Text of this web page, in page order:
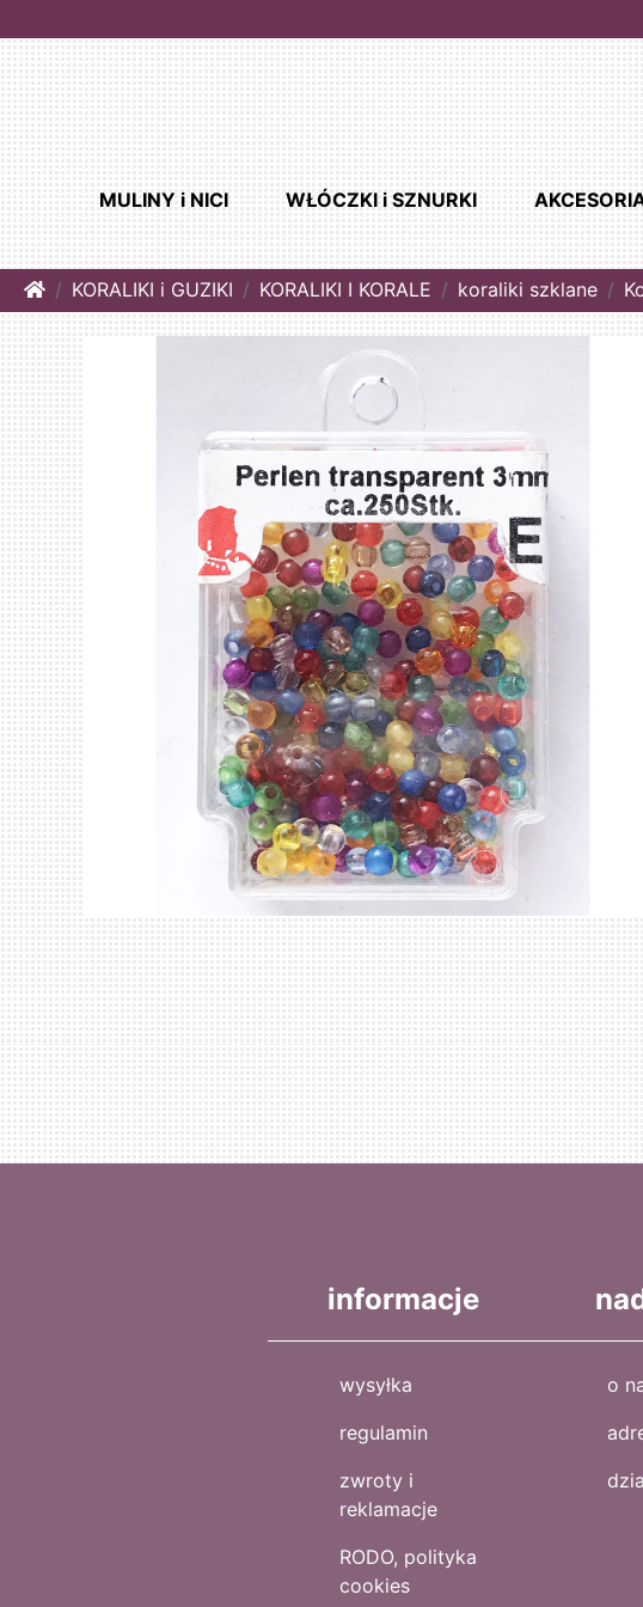
MULINY i NICI WŁÓCZKI i SZNURKI
HomeKORALIKI i GUZIKI KORALIKI I KORALE koraliki szklane
informacje
wysyłka
regulamin
zwroty i
reklamacje
RODO, polityka
cookies
o